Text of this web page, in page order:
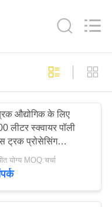
61
औद्योगिक के लिए
लीटर स्क्वायर पॉली
ट्रक प्रोसेसिंग
योग्य MOQ:चर्चा